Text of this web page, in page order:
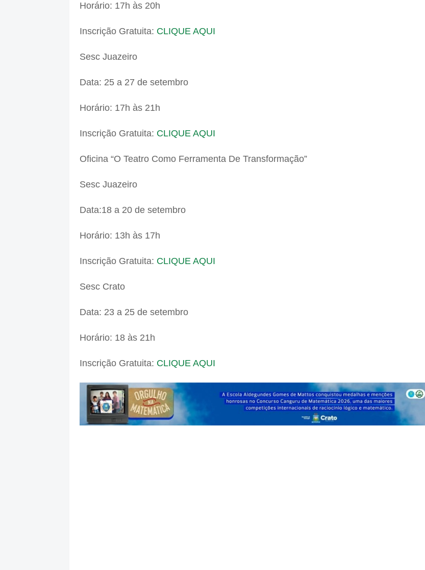
Horário: 17h às 20h
Inscrição Gratuita: CLIQUE AQUI
Sesc Juazeiro
Data: 25 a 27 de setembro
Horário: 17h às 21h
Inscrição Gratuita: CLIQUE AQUI
Oficina “O Teatro Como Ferramenta De Transformação”
Sesc Juazeiro
Data:18 a 20 de setembro
Horário: 13h às 17h
Inscrição Gratuita: CLIQUE AQUI
Sesc Crato
Data: 23 a 25 de setembro
Horário: 18 às 21h
Inscrição Gratuita: CLIQUE AQUI